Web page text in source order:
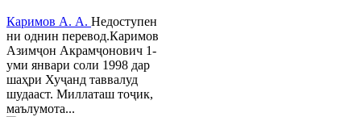
Каримов А. А. Недоступен
ни однин перевод.Каримов
Азимҷон Акрамҷонович 1-
уми январи соли 1998 дар
шаҳри Хуҷанд таввалуд
шудааст. Миллаташ тоҷик,
маълумота...